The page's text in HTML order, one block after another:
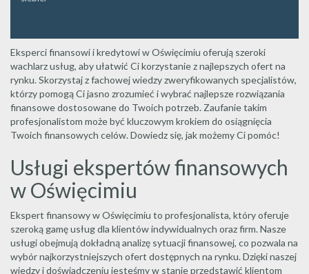
Eksperci finansowi i kredytowi w Oświęcimiu oferują szeroki
wachlarz usług, aby ułatwić Ci korzystanie z najlepszych ofert na
rynku. Skorzystaj z fachowej wiedzy zweryfikowanych specjalistów,
którzy pomogą Ci jasno zrozumieć i wybrać najlepsze rozwiązania
finansowe dostosowane do Twoich potrzeb. Zaufanie takim
profesjonalistom może być kluczowym krokiem do osiągnięcia
Twoich finansowych celów. Dowiedz się, jak możemy Ci pomóc!
Usługi ekspertów finansowych
w Oświęcimiu
Ekspert finansowy w Oświęcimiu to profesjonalista, który oferuje
szeroką gamę usług dla klientów indywidualnych oraz firm. Nasze
usługi obejmują dokładną analizę sytuacji finansowej, co pozwala na
wybór najkorzystniejszych ofert dostępnych na rynku. Dzięki naszej
wiedzy i doświadczeniu jesteśmy w stanie przedstawić klientom